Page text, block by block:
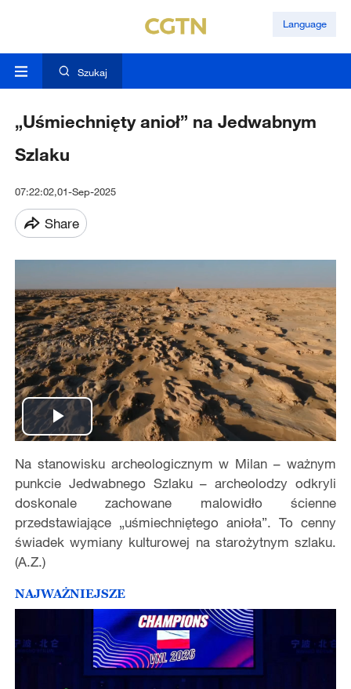
Language
Szukaj
„Uśmiechnięty anioł” na Jedwabnym
Szlaku
07:22:02,01-Sep-2025
Share
Play
Video
Na stanowisku archeologicznym w Milan – ważnym
punkcie Jedwabnego Szlaku – archeolodzy odkryli
doskonale zachowane malowidło ścienne
przedstawiające „uśmiechniętego anioła”. To cenny
świadek wymiany kulturowej na starożytnym szlaku.
(A.Z.)
NAJWAŻNIEJSZE